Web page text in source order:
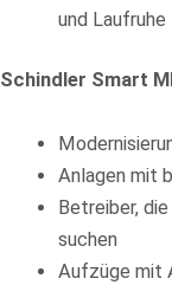
und Laufruhe
Schindler Smart
Anlagen mit
Betreiber,
suchen
Aufzüge mit